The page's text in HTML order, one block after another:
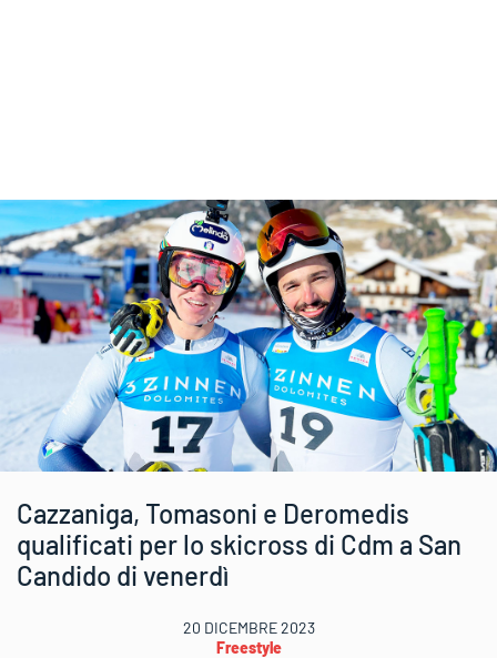
Cazzaniga, Tomasoni e Deromedis
qualificati per lo skicross di Cdm a San
Candido di venerdì
20 DICEMBRE 2023
Freestyle